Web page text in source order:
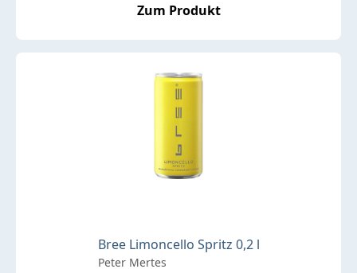
Zum Produkt
Bree Limoncello Spritz 0,2 l
Peter Mertes